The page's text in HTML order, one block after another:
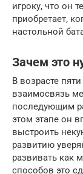
игроку, что он
приобретает,
настольной
Зачем это
В возрасте
взаимосвязь
последующим
этом этапе он
выстроить
развитию
развивать как
способов это